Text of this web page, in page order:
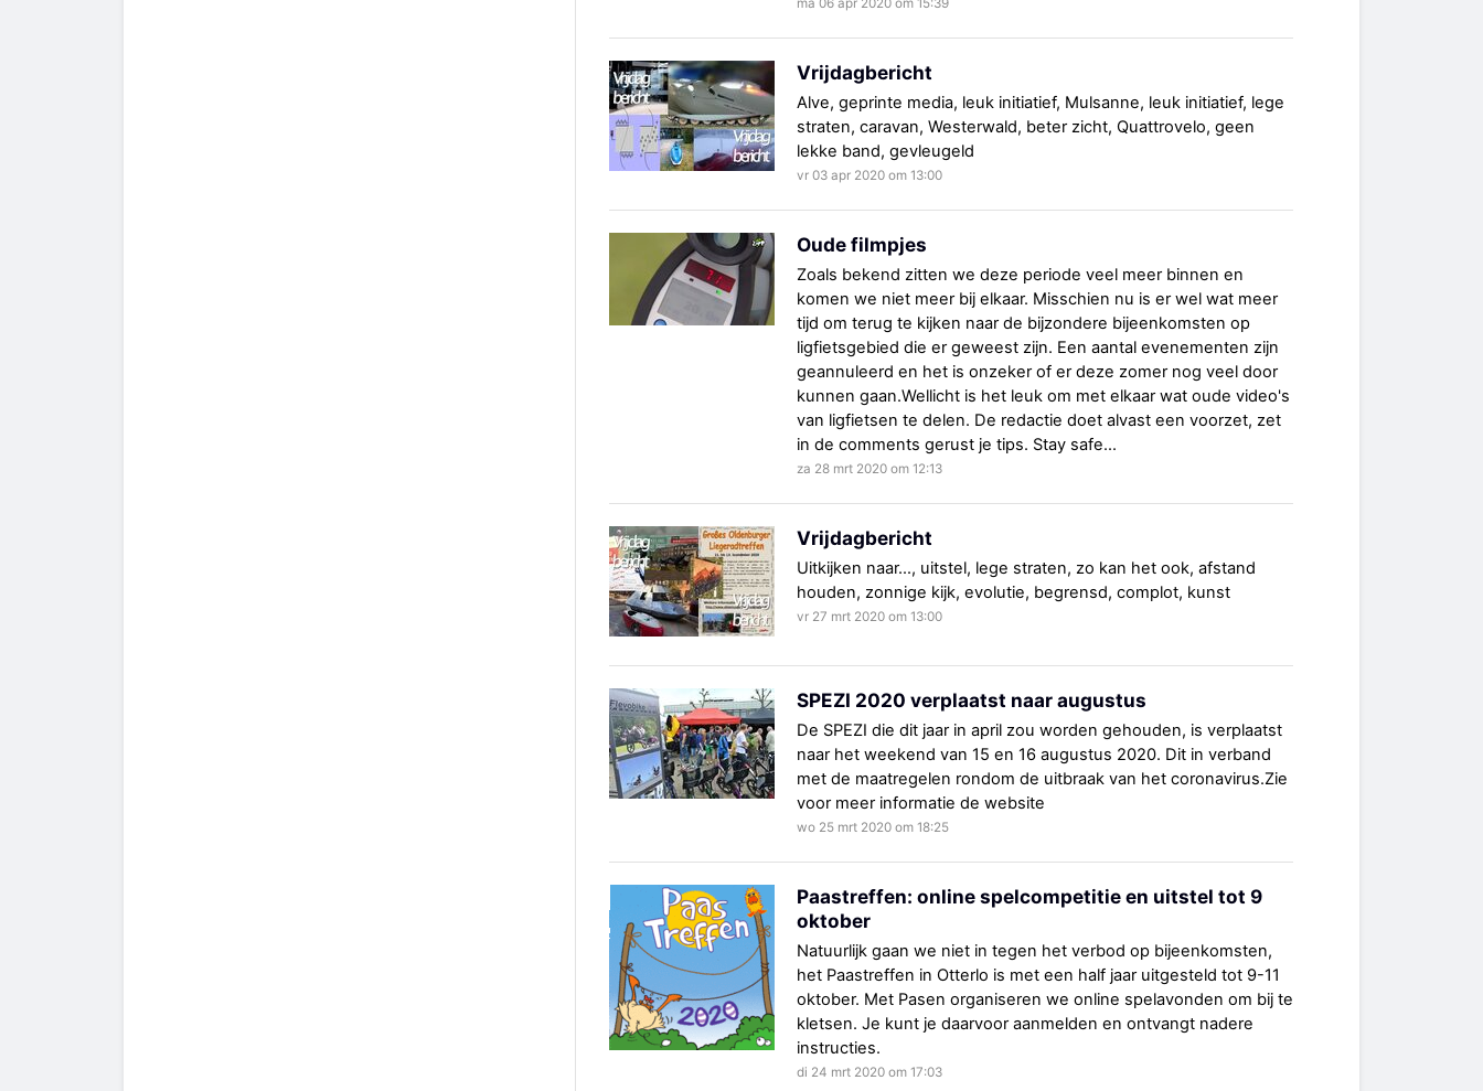
ma 06 apr 2020 om 15:39
Vrijdagbericht
Alve, geprinte media, leuk initiatief, Mulsanne, leuk initiatief, lege
straten, caravan, Westerwald, beter zicht, Quattrovelo, geen
lekke band, gevleugeld
vr 03 apr 2020 om 13:00
Oude filmpjes
Zoals bekend zitten we deze periode veel meer binnen en
komen we niet meer bij elkaar. Misschien nu is er wel wat meer
tijd om terug te kijken naar de bijzondere bijeenkomsten op
ligfietsgebied die er geweest zijn. Een aantal evenementen zijn
geannuleerd en het is onzeker of er deze zomer nog veel door
kunnen gaan.Wellicht is het leuk om met elkaar wat oude video's
van ligfietsen te delen. De redactie doet alvast een voorzet, zet
in de comments gerust je tips. Stay safe...
za 28 mrt 2020 om 12:13
Vrijdagbericht
Uitkijken naar…, uitstel, lege straten, zo kan het ook, afstand
houden, zonnige kijk, evolutie, begrensd, complot, kunst
vr 27 mrt 2020 om 13:00
SPEZI 2020 verplaatst naar augustus
De SPEZI die dit jaar in april zou worden gehouden, is verplaatst
naar het weekend van 15 en 16 augustus 2020. Dit in verband
met de maatregelen rondom de uitbraak van het coronavirus.Zie
voor meer informatie de website
wo 25 mrt 2020 om 18:25
Paastreffen: online spelcompetitie en uitstel tot 9
oktober
Natuurlijk gaan we niet in tegen het verbod op bijeenkomsten,
het Paastreffen in Otterlo is met een half jaar uitgesteld tot 9-11
oktober. Met Pasen organiseren we online spelavonden om bij te
kletsen. Je kunt je daarvoor aanmelden en ontvangt nadere
instructies.
di 24 mrt 2020 om 17:03